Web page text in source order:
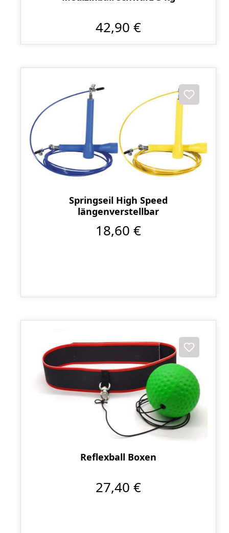
42,90 €
Springseil High Speed
längenverstellbar
18,60 €
Reflexball Boxen
27,40 €